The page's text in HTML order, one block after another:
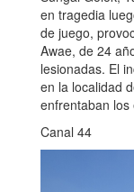
en tragedia
de juego,
Awae, de 24
lesionadas. El
en la localidad
enfrentaban
Canal 44